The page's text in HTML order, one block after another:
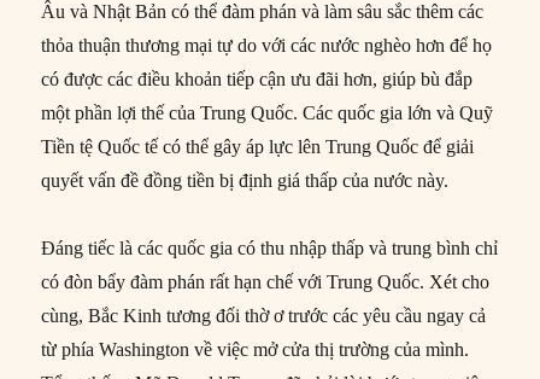
Âu và Nhật Bản có thể đàm phán và làm sâu sắc thêm các
thỏa thuận thương mại tự do với các nước nghèo hơn để họ
có được các điều khoản tiếp cận ưu đãi hơn, giúp bù đắp
một phần lợi thế của Trung Quốc. Các quốc gia lớn và Quỹ
Tiền tệ Quốc tế có thể gây áp lực lên Trung Quốc để giải
quyết vấn đề đồng tiền bị định giá thấp của nước này.
Đáng tiếc là các quốc gia có thu nhập thấp và trung bình chỉ
có đòn bẩy đàm phán rất hạn chế với Trung Quốc. Xét cho
cùng, Bắc Kinh tương đối thờ ơ trước các yêu cầu ngay cả
từ phía Washington về việc mở cửa thị trường của mình.